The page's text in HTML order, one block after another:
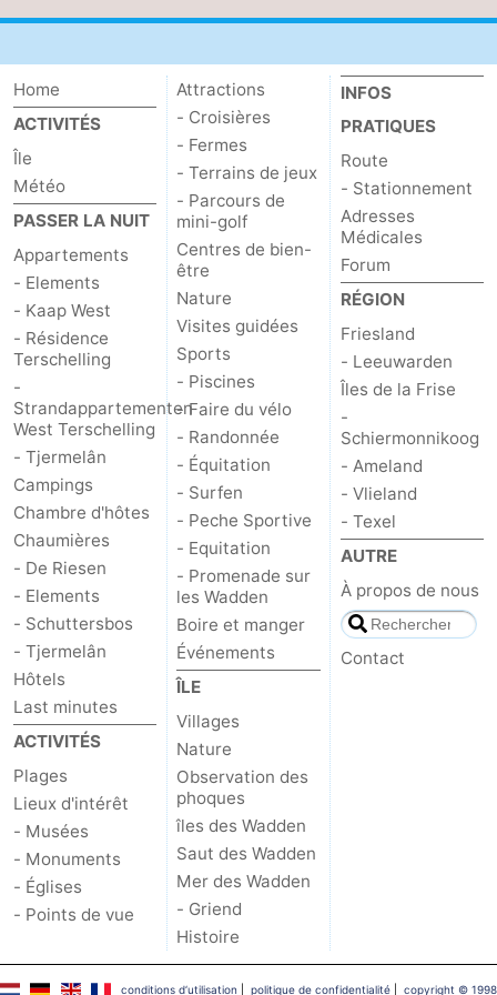
Home
ACTIVITÉS
Île
Météo
PASSER LA NUIT
Appartements
- Elements
- Kaap West
- Résidence
Terschelling
-
Strandappartementen
West Terschelling
- Tjermelân
Campings
Chambre d'hôtes
Chaumières
- De Riesen
- Elements
- Schuttersbos
- Tjermelân
Hôtels
Last minutes
ACTIVITÉS
Plages
Lieux d'intérêt
- Musées
- Monuments
- Églises
- Points de vue
Attractions
- Croisières
- Fermes
- Terrains de jeux
- Parcours de
mini-golf
Centres de bien-
être
Nature
Visites guidées
Sports
- Piscines
- Faire du vélo
- Randonnée
- Équitation
- Surfen
- Peche Sportive
- Equitation
- Promenade sur
les Wadden
Boire et manger
Événements
ÎLE
Villages
Nature
Observation des
phoques
îles des Wadden
Saut des Wadden
Mer des Wadden
- Griend
Histoire
INFOS
PRATIQUES
Route
- Stationnement
Adresses
Médicales
Forum
RÉGION
Friesland
- Leeuwarden
Îles de la Frise
-
Schiermonnikoog
- Ameland
- Vlieland
- Texel
AUTRE
À propos de nous
Contact
conditions d‘utilisation politique de confidentialité| copyright © 1998